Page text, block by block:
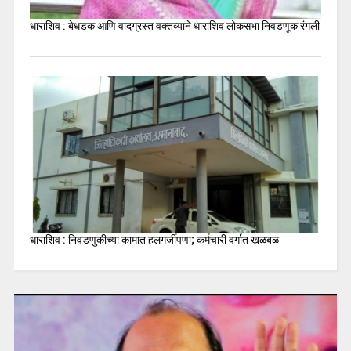
धाराशिव : बेधडक आणि वादग्रस्त वक्तव्याने धाराशिव लोकसभा निवडणूक रंगली
धाराशिव : निवडणुकीच्या कामात हलगर्जीपणा; कर्मचारी वर्गात खळबळ